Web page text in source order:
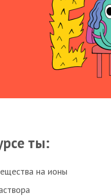
ты:
на ионы